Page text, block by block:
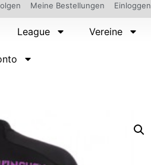
Meine Bestellungen Einloggen
League Vereine